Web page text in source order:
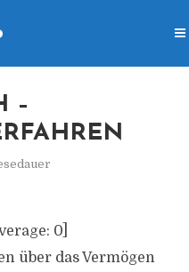
–
0]
über das Vermögen